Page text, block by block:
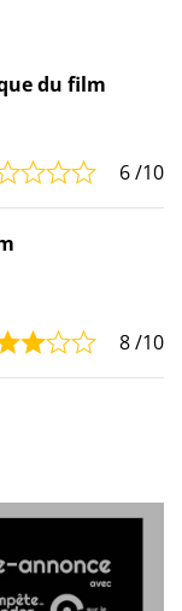
du film
6/10
8/10